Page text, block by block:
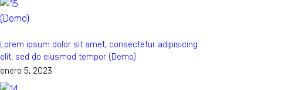
Lorem ipsum dolor sit amet, consectetur adipisicing
elit, sed do eiusmod tempor (Demo)
enero 5, 2023